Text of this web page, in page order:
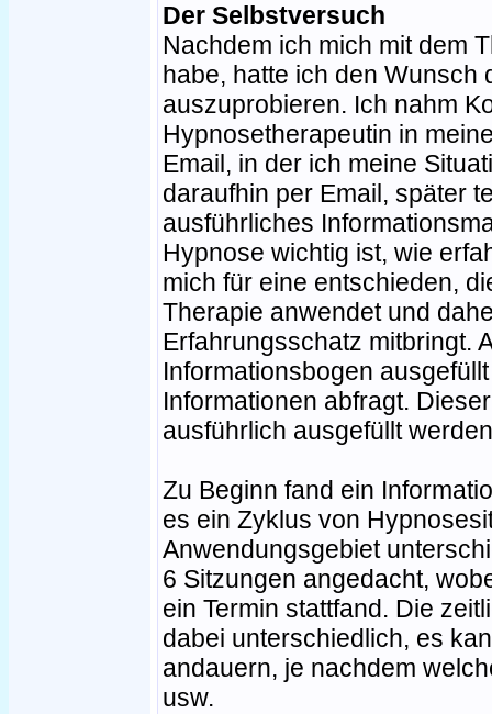
Der Selbstversuch
Nachdem ich mich mit dem
habe, hatte ich den Wunsch
auszuprobieren. Ich nahm
Hypnosetherapeutin in
Email, in der ich meine
daraufhin per Email, später
ausführliches
Hypnose wichtig ist, wie
mich für eine entschieden,
Therapie anwendet und
Erfahrungsschatz mitbringt.
Informationsbogen
Informationen abfragt.
ausführlich ausgefüllt
Zu Beginn fand ein
es ein Zyklus von
Anwendungsgebiet
6 Sitzungen angedacht,
ein Termin stattfand. Die
dabei unterschiedlich, es
andauern, je nachdem
usw.